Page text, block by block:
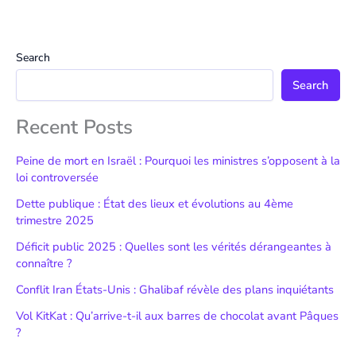
Search
Search
Recent Posts
Peine de mort en Israël : Pourquoi les ministres s’opposent à la
loi controversée
Dette publique : État des lieux et évolutions au 4ème
trimestre 2025
Déficit public 2025 : Quelles sont les vérités dérangeantes à
connaître ?
Conflit Iran États-Unis : Ghalibaf révèle des plans inquiétants
Vol KitKat : Qu’arrive-t-il aux barres de chocolat avant Pâques
?